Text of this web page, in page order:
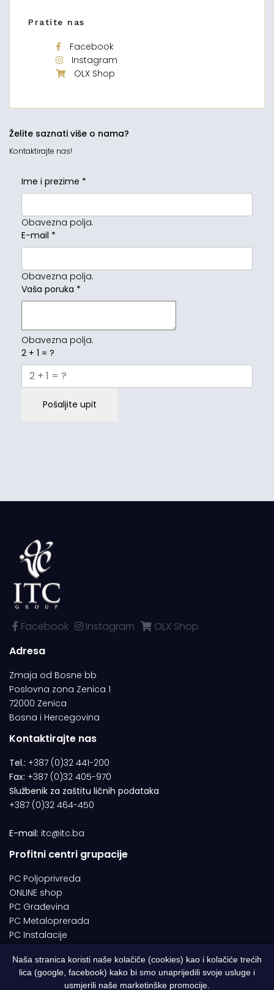
Pratite nas
Facebook
Instagram
OLX Shop
Želite saznati više o nama?
Kontaktirajte nas!
Ime i prezime *
Obavezna polja.
E-mail *
Obavezna polja.
Vaša poruka *
Obavezna polja.
2 + 1 = ?
Pošaljite upit
Facebook Instagram
OLX Shop
Adresa
Zmaja od Bosne bb
Poslovna zona Zenica 1
72000 Zenica
Bosna i Hercegovina
Kontaktirajte nas
Tel.: +387 (0)32 441-200
Fax: +387 (0)32 405-970
Službenik za zaštitu ličnih podataka
+387 (0)32 464-450
E-mail: itc@itc.ba
Profitni centri grupacije
PC Poljoprivreda
ONLINE shop
PC Građevina
PC Metaloprerada
PC Instalacije
© 1994-2026 | ITC d.o.o. Zenica. Sva prava pridržana | Designed by
Naša stranica koristi naše kolačiče (cookies) kao i kolačiće trećih
lica (google, facebook) kako bi smo unaprijedili svoje usluge i
usmjerili naše marketinške promocije.